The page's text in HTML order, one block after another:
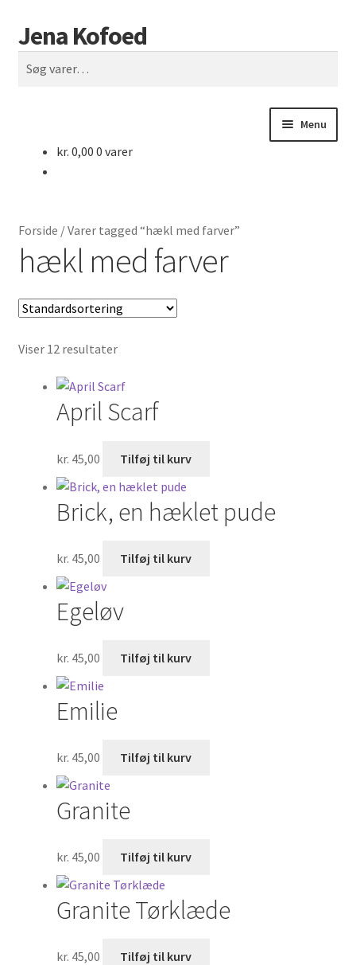
Spring
til
navigation
Spring
til
indhold
Jena Kofoed
efter:
Søg
Menu
Rettelser
kr. 0,00 0 varer
Forside /Varer tagged “hækl med farver”
hækl med farver
Viser 12 resultater
April Scarf
kr. 45,00 Tilføj til kurv
Brick, en hæklet pude
kr. 45,00 Tilføj til kurv
Egeløv
kr. 45,00 Tilføj til kurv
Emilie
kr. 45,00 Tilføj til kurv
Granite
kr. 45,00 Tilføj til kurv
Granite Tørklæde
kr. 45,00 Tilføj til kurv